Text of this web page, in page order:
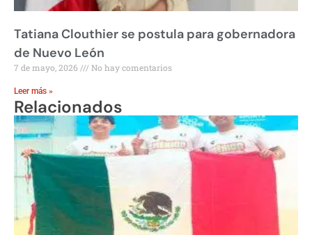
Tatiana Clouthier se postula para gobernadora
de Nuevo León
7 de mayo, 2026 No hay comentarios
Leer más »
Relacionados